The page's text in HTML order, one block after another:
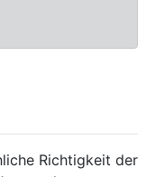
Richtigkeit der